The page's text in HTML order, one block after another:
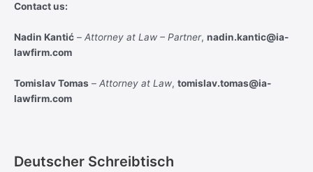
Contact us:
Nadin Kantić – Attorney at Law – Partner, nadin.kantic@ia-
lawfirm.com
Tomislav Tomas – Attorney at Law, tomislav.tomas@ia-
lawfirm.com
Deutscher Schreibtisch